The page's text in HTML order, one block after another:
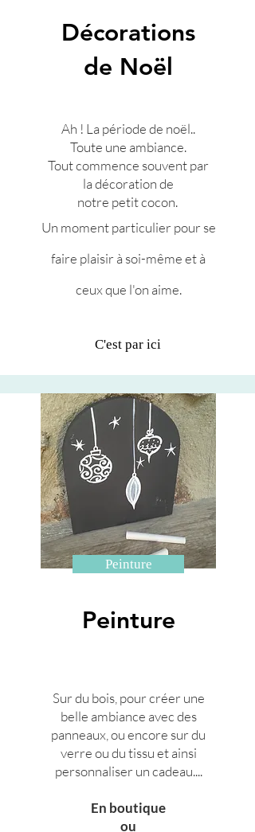
Décorations
de Noël
Ah ! La période de noël..
Toute une ambiance.
Tout commence souvent par
la décoration de
notre petit cocon.
Un momentparticulier pour se
faire plaisir à soi-même et à
ceux que l'on aime.
C'est par ici
Peinture
Peinture
Sur du bois, pour créer une
belle ambiance avec des
panneaux, ou encore sur du
verre ou du tissu et ainsi
personnaliser un cadeau....
En boutique
ou